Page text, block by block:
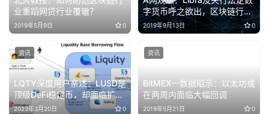
业重蹈网贷行业覆辙？
2019年5月9日 0
字货币呼之欲出，区块链行业
或将走向有序合规
2019年9月13日 0
LQTY深度用户亲述：LUSD是
顶级DeFi稳定币，却面临扩张
之殇
2023年3月20日 0
资讯
BitMEX一数据昭示：以太坊或
在两周内面临大幅回调
2019年5月21日 0
资讯